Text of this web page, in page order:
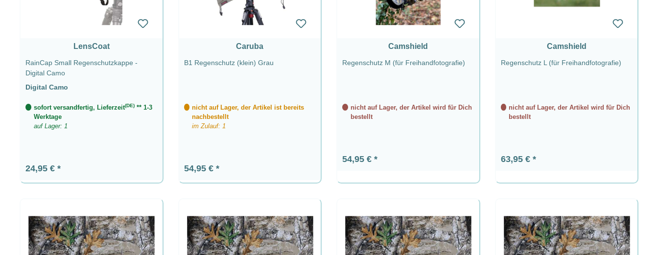
LensCoat
RainCap Small Regenschutzkappe -
Digital Camo
Digital Camo
sofort versandfertig, Lieferzeit(DE)** 1-3
Werktage
auf Lager: 1
Regulärer Preis:
24,95 €
Caruba
B1 Regenschutz (klein) Grau
nicht auf Lager, der Artikel ist bereits
nachbestellt
im Zulauf: 1
Regulärer Preis:
54,95 €
Camshield
Regenschutz M (für Freihandfotografie)
nicht auf Lager, der Artikel wird für Dich
bestellt
Regulärer Preis:
54,95 €
Camshield
Regenschutz L (für Freihandfotografie)
nicht auf Lager, der Artikel wird für Dich
bestellt
Regulärer Preis:
63,95 €